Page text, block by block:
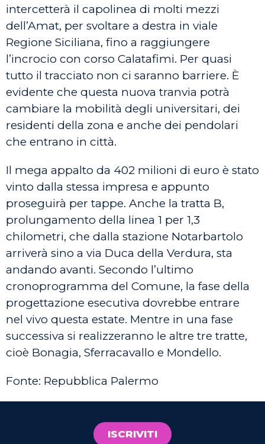
intercetterà il capolinea di molti mezzi
dell’Amat, per svoltare a destra in viale
Regione Siciliana, fino a raggiungere
l’incrocio con corso Calatafimi. Per quasi
tutto il tracciato non ci saranno barriere. È
evidente che questa nuova tranvia potrà
cambiare la mobilità degli universitari, dei
residenti della zona e anche dei pendolari
che entrano in città.
Il mega appalto da 402 milioni di euro è stato
vinto dalla stessa impresa e appunto
proseguirà per tappe. Anche la tratta B,
prolungamento della linea 1 per 1,3
chilometri, che dalla stazione Notarbartolo
arriverà sino a via Duca della Verdura, sta
andando avanti. Secondo l’ultimo
cronoprogramma del Comune, la fase della
progettazione esecutiva dovrebbe entrare
nel vivo questa estate. Mentre in una fase
successiva si realizzeranno le altre tre tratte,
cioè Bonagia, Sferracavallo e Mondello.
Fonte: Repubblica Palermo
ISCRIVITI